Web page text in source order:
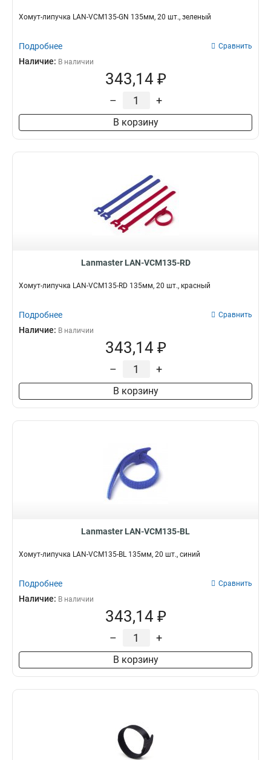
Хомут-липучка LAN-VCM135-GN 135мм, 20 шт., зеленый
Подробнее Сравнить
Наличие: В наличии
343,14 ₽
– +
В корзину
Lanmaster LAN-VCM135-RD
Хомут-липучка LAN-VCM135-RD 135мм, 20 шт., красный
Подробнее Сравнить
Наличие: В наличии
343,14 ₽
– +
В корзину
Lanmaster LAN-VCM135-BL
Хомут-липучка LAN-VCM135-BL 135мм, 20 шт., синий
Подробнее Сравнить
Наличие: В наличии
343,14 ₽
– +
В корзину